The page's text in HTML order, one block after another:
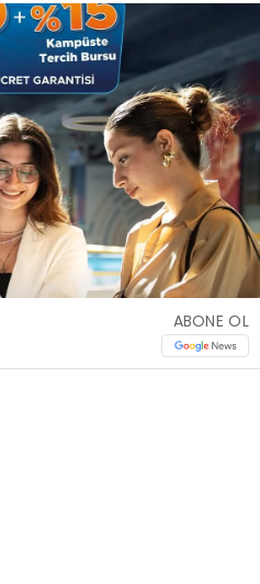
ABONE OL